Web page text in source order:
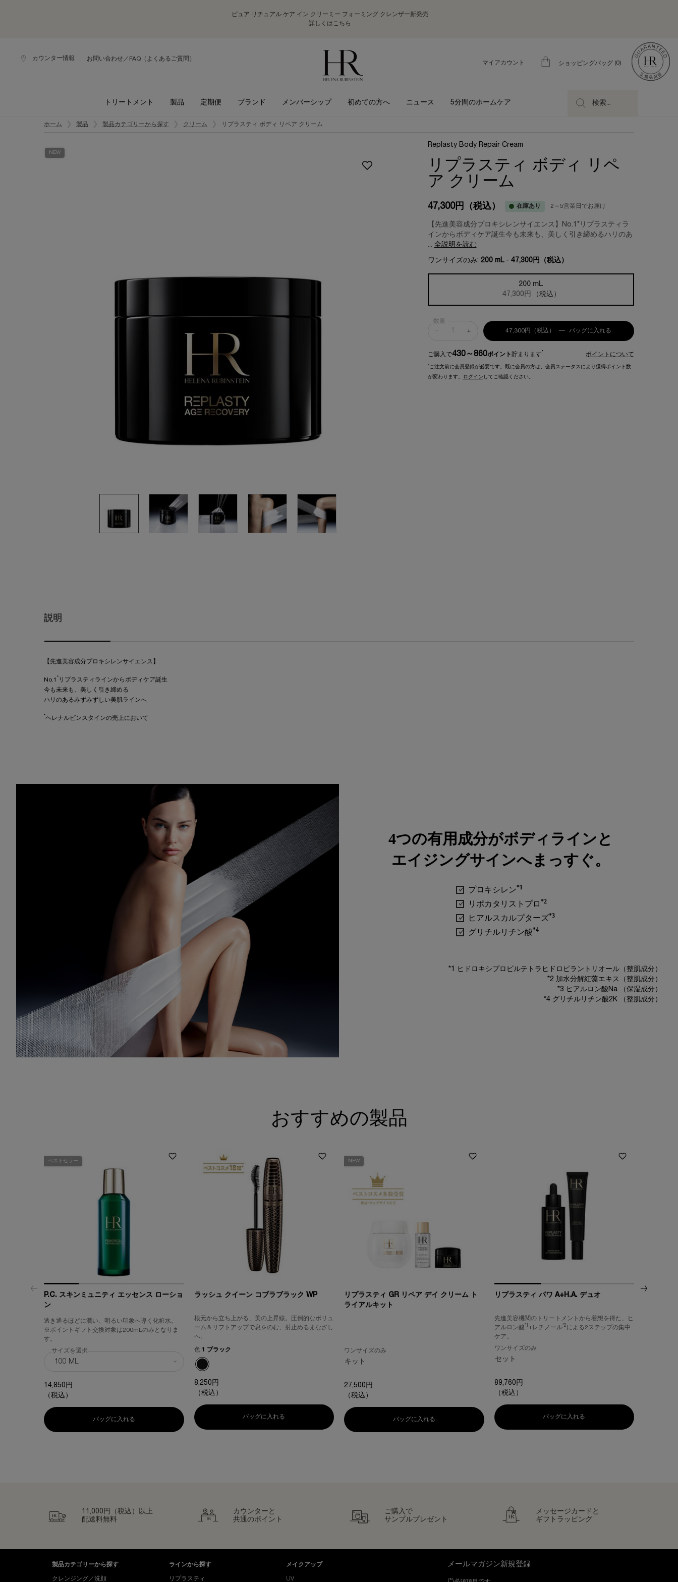
ピュア リチュアル ケア イン クリーミー フォーミング クレンザー新発売
詳しくはこちら
カウンター情報 お問い合わせ／FAQ（よくあるご質問）
マイアカウント ショッピングバッグ 0
0 カート内の製品
トリートメント 製品 定期便 ブランド メンバーシップ 初めての方へ ニュース 5分間のホームケア 検索...
メインコンテンツ
ホーム 製品 製品カテゴリーから探す クリーム リプラスティ ボディ リペア クリーム
Replasty Body Repair Cream
リプラスティ ボディ リペ
ア クリーム
47,300円 （税込） 在庫あり 2～5営業日でお届け
【先進美容成分プロキシレンサイエンス】​ No.1*リプラスティラ
インからボディケア誕生​​ 今も未来も、美しく引き締める​​​​ ハリのあ
全説明を読む
NEW
ワンサイズのみ: 200 mL- 47,300円 （税込）
選択済み
200 mL
47,300円
（税込）
, 1/1
数量
+
47,300円 （税込） ― バッグに入れる リプラスティ ボディ
ご購入で430～860ポイント 貯まります* ポイントについて
* ご注文前に会員登録が必要です。既に会員の方は、会員ステータスにより獲得ポイント数
が変わります。 ログイン してご確認ください。
説明
【先進美容成分プロキシレンサイエンス】​
No.1 * リプラスティラインからボディケア誕生​​
今も未来も、美しく引き締める​​​​
ハリのあるみずみずしい美肌ラインへ​​
*ヘレナルビンスタインの売上において
4つの有用成分がボディラインと
エイジングサインへまっすぐ。
プロキシレン*1
リポカタリストプロ *2
ヒアルスカルプターズ*3
グリチルリチン酸*4
*1 ヒドロキシプロピルテトラヒドロピラントリオール（整肌成分）
*2 加水分解紅藻エキス（整肌成分）
*3 ヒアルロン酸Na （保湿成分）
*4 グリチルリチン酸2K （整肌成分）
おすすめの製品
ベストセラー
P.C. スキンミュニティ エッセンス ローショ
ン
透き通るほどに潤い、明るい印象へ導く化粧水。
※ポイントギフト交換対象は200m Lのみとなりま
す。
サイズを選択
14,850円
（税込）
バッグに入れる P.C. スキンミュニティ エッセンス ローション
ラッシュ クイーン コブラブラック WP
根元から立ち上がる、美の上昇線。圧倒的なボリュ
ーム＆リフトアップで息をのむ、射止めるまなざし
へ。
色:1 ブラック
利用可能な1色
選択済み
1 ブラック のカラー ラッシュ クイーン コブラブラック WP、1/1
8,250円
（税込）
バッグに入れる ラッシュ クイーン コブラブラック WP
NEW
リプラスティ GR リペア デイ クリーム ト
ライアルキット
ワンサイズのみ
キット
27,500円
（税込）
バッグに入れる リプラスティ GR リペア デイ クリーム トライアルキット
リプラスティ パワ A+H.A. デュオ
先進美容機関のトリートメントから着想を得た、ヒ
アルロン酸
+レチノール *2 による2ステップの集中
ケア。
ワンサイズのみ
セット
89,760円
（税込）
バッグに入れる リプラスティ パワ A+H.A. デュオ
11,000円（税込）以上
配送料無料
カウンターと
共通のポイント
ご購入で
サンプルプレゼント
メッセージカードと
ギフトラッピング
製品カテゴリーから探す
クレンジング／洗顔
ラインから探す
リプラスティ
メイクアップ
UV
メールマガジン新規登録